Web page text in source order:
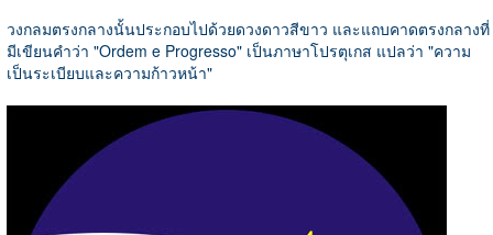
วงกลมตรงกลางนั้นประกอบไปด้วยดวงดาวสีขาว และแถบคาดตรงกลางที่
มีเขียนคำว่า "Ordem e Progresso" เป็นภาษาโปรตุเกส แปลว่า "ความ
เป็นระเบียบและความก้าวหน้า"